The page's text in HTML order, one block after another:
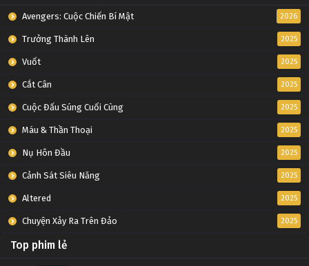
Avengers: Cuộc Chiến Bí Mật 2026
Trưởng Thành Lên 2025
Vuốt 2025
Cắt Cân 2025
Cuộc Đấu Súng Cuối Cùng 2025
Máu & Thần Thoại 2025
Nụ Hôn Đầu 2025
Cảnh Sát Siêu Năng 2025
Altered 2025
Chuyện Xảy Ra Trên Đảo 2025
Top phim lẻ